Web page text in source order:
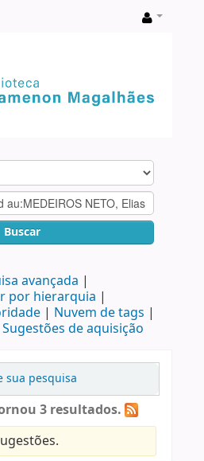
Buscar
avançada
por hierarquia
Nuvem de tags
Sugestões de aquisição
sua pesquisa
3 resultados.